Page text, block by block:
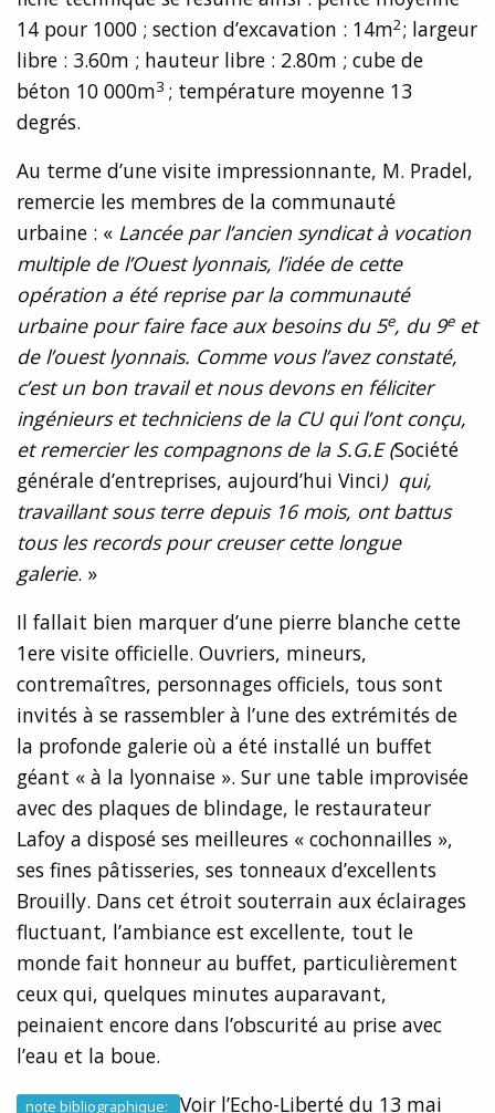
14 pour 1000 ; section d’excavation : 14m2; largeur
libre : 3.60m ; hauteur libre : 2.80m ; cube de
béton 10 000m3 ; température moyenne 13
degrés.
Au terme d’une visite impressionnante, M. Pradel,
remercie les membres de la communauté
urbaine : « Lancée par l’ancien syndicat à vocation
multiple de l’Ouest lyonnais, l’idée de cette
opération a été reprise par la communauté
urbaine pour faire face aux besoins du 5e, du 9eet
de l’ouest lyonnais. Comme vous l’avez constaté,
c’est un bon travail et nous devons en féliciter
ingénieurs et techniciens de la CU qui l’ont conçu,
et remercier les compagnons de la S.G.E (Société
générale d’entreprises, aujourd’hui Vinci) qui,
travaillant sous terre depuis 16 mois, ont battus
tous les records pour creuser cette longue
galerie. »
Il fallait bien marquer d’une pierre blanche cette
1ere visite officielle. Ouvriers, mineurs,
contremaîtres, personnages officiels, tous sont
invités à se rassembler à l’une des extrémités de
la profonde galerie où a été installé un buffet
géant « à la lyonnaise ». Sur une table improvisée
avec des plaques de blindage, le restaurateur
Lafoy a disposé ses meilleures « cochonnailles »,
ses fines pâtisseries, ses tonneaux d’excellents
Brouilly. Dans cet étroit souterrain aux éclairages
fluctuant, l’ambiance est excellente, tout le
monde fait honneur au buffet, particulièrement
ceux qui, quelques minutes auparavant,
peinaient encore dans l’obscurité au prise avec
l’eau et la boue.
note bibliographique:
Voir l’Echo-Liberté du 13 mai